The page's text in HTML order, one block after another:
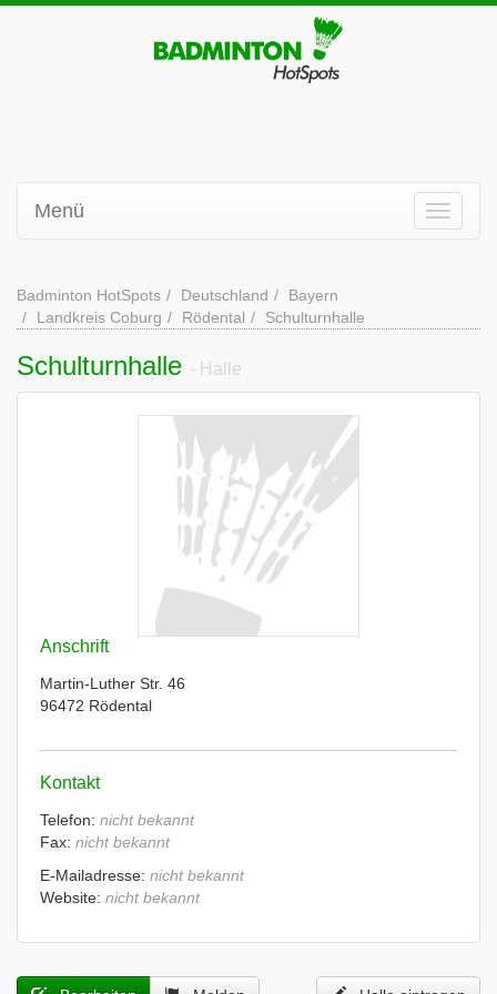
Menü
Badminton HotSpots Deutschland
Bayern
Landkreis Coburg
Rödental Schulturnhalle
Schulturnhalle - Halle
Anschrift
Martin-Luther Str. 46
96472 Rödental
Kontakt
Telefon: nicht bekannt
Fax: nicht bekannt
E-Mailadresse: nicht bekannt
Website: nicht bekannt